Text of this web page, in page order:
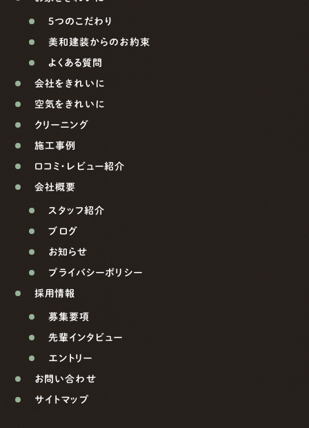
5つのこだわり
美和建装からのお約束
よくある質問
会社をきれいに
空気をきれいに
クリーニング
施工事例
口コミ・レビュー紹介
会社概要
スタッフ紹介
ブログ
お知らせ
プライバシーポリシー
採用情報
募集要項
先輩インタビュー
エントリー
お問い合わせ
サイトマップ